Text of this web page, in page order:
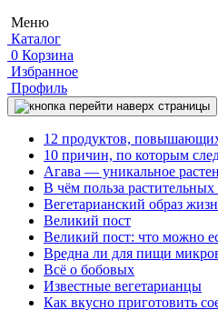
Меню
Каталог
0 Корзина
Избранное
Профиль
12 продуктов,
10 причин, по которым
Агава — уникальное
В чём польза растительных
Вегетарианский образ
Великий пост
Великий пост: что можно
Вредна ли для пищи
Всё о бобовых
Известные вегетарианцы
Как вкусно приготовить